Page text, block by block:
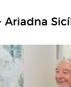
Ariadna